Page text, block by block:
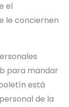
el
le conciernen
para mandar
está
de la